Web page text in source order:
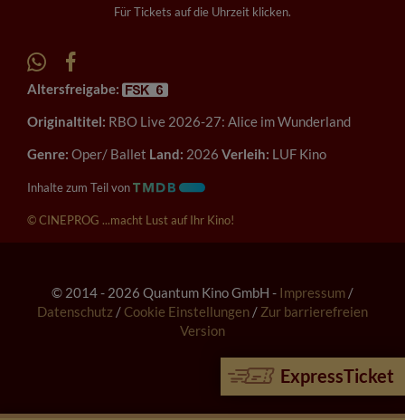
ExpressTicket
Für Tickets auf die Uhrzeit klicken.
Altersfreigabe:
Originaltitel: RBO Live 2026-27: Alice im Wunderland
Genre: Oper/ Ballet Land: 2026 Verleih: LUF Kino
Inhalte zum Teil von
© CINEPROG ...macht Lust auf Ihr Kino!
© 2014 - 2026 Quantum Kino GmbH - Impressum /
Datenschutz / Cookie Einstellungen / Zur barrierefreien
Version